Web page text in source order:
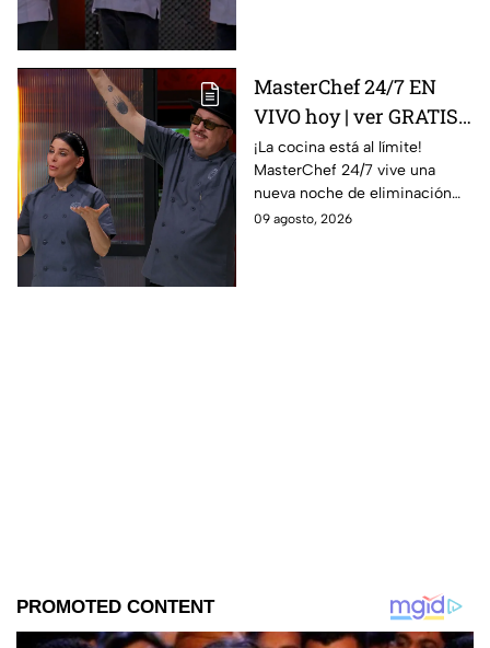
MasterChef 24/7 EN
VIVO hoy | ver GRATIS
en línea la transmisión
del domingo de
ELIMINACIÓN del 09 de
agosto de la edición
¡La cocina está al límite!
MasterChef 24/7 vive una
nueva noche de eliminación
donde un cocinero tendrá que
09 agosto, 2026